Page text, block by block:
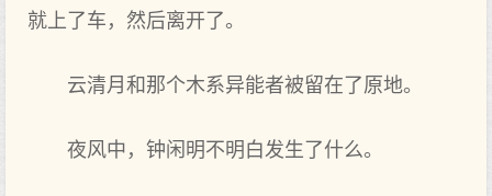
就上了车，然后离开了。
云清月和那个木系异能者被留在了原地。
夜风中，钟闲明不明白发生了什么。